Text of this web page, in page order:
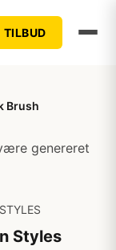
TILBUD
Brush
genereret
Styles